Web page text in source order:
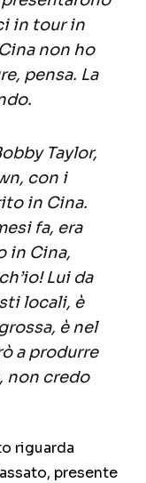
in tour in
non ho
pensa. La
Taylor,
con i
in Cina.
fa, era
in Cina,
Lui da
locali, è
è nel
a produrre
non credo
riguarda
presente